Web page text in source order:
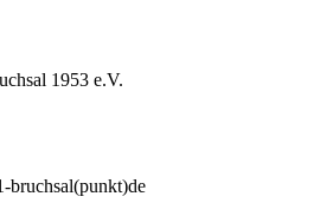
1953 e.V.
bruchsal(punkt)de